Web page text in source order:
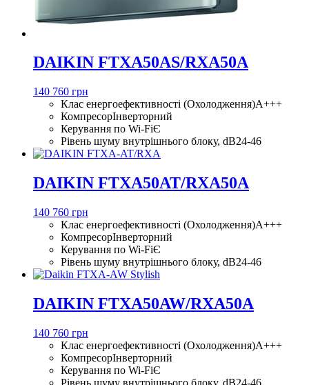
DAIKIN FTXA50AS/RXA50A
140 760 грн
Клас енергоефективності (Охолодження)A+++
КомпресорІнверторний
Керування по Wi-FiЄ
Рівень шуму внутрішнього блоку, dB24-46
DAIKIN FTXA50AT/RXA50A
140 760 грн
Клас енергоефективності (Охолодження)A+++
КомпресорІнверторний
Керування по Wi-FiЄ
Рівень шуму внутрішнього блоку, dB24-46
DAIKIN FTXA50AW/RXA50A
140 760 грн
Клас енергоефективності (Охолодження)A+++
КомпресорІнверторний
Керування по Wi-FiЄ
Рівень шуму внутрішнього блоку, dB24-46